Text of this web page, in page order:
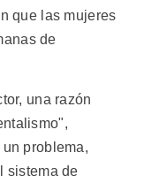
que las mujeres
de
una razón
problema,
sistema de